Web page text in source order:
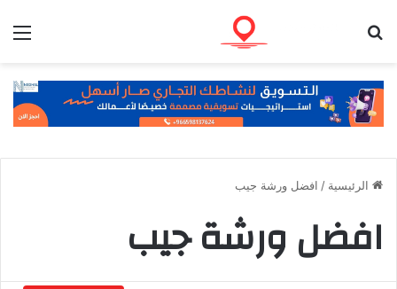
الرئيسية / افضل ورشة جيب
افضل ورشة جيب